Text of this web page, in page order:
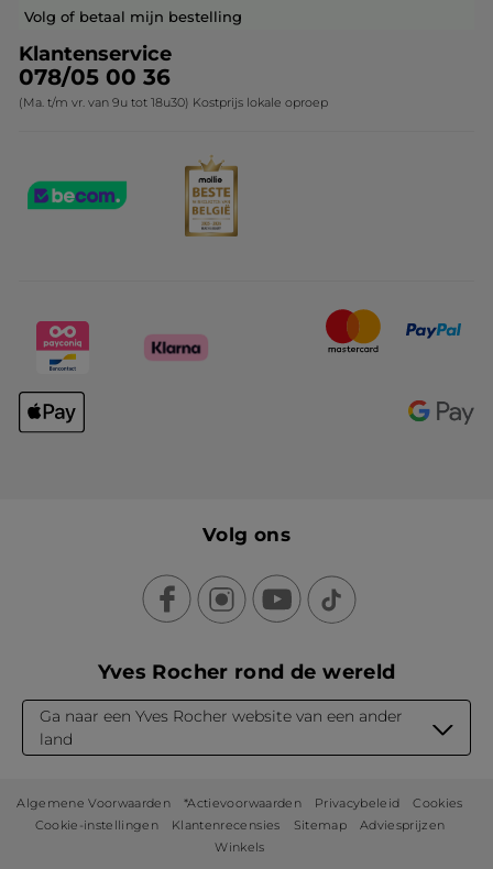
Contact opnemen
Volg of betaal mijn bestelling
Klantenservice
078/05 00 36
(Ma. t/m vr. van 9u tot 18u30) Kostprijs lokale oproep
Volg ons
Yves Rocher rond de wereld
Ga naar een Yves Rocher website van een ander
land
Algemene Voorwaarden *Actievoorwaarden Privacybeleid
Cookies
Cookie-instellingen
Klantenrecensies Sitemap
Adviesprijzen
Winkels